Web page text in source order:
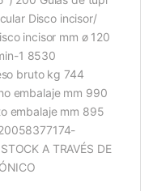
Disco incisor/
incisor mm ø 120
1 8530
bruto kg 744
embalaje mm 990
embalaje mm 895
A TRAVÉS DE